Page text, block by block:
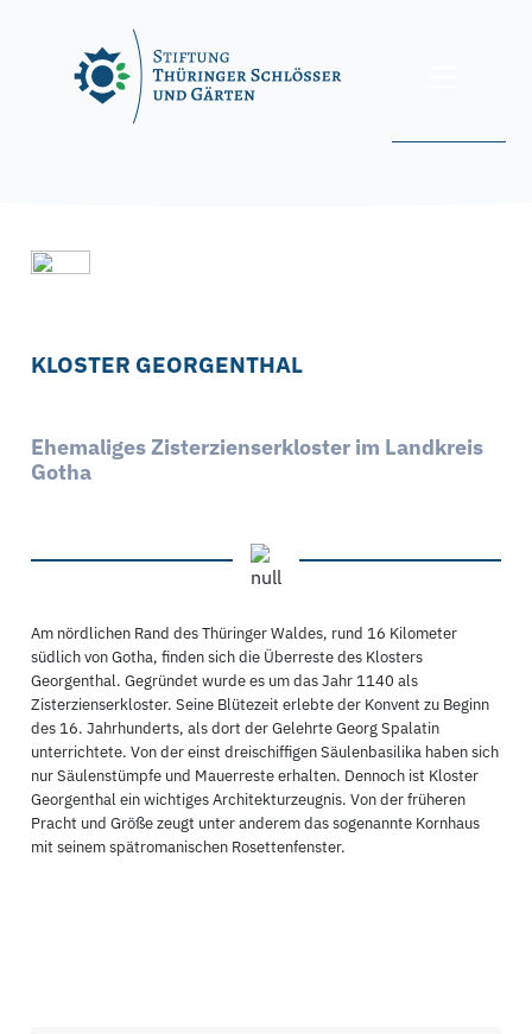
KLOSTER GEORGENTHAL
Ehemaliges Zisterzienserkloster im Landkreis
Gotha
Am nördlichen Rand des Thüringer Waldes, rund 16 Kilometer
südlich von Gotha, finden sich die Überreste des Klosters
Georgenthal. Gegründet wurde es um das Jahr 1140 als
Zisterzienserkloster. Seine Blütezeit erlebte der Konvent zu Beginn
des 16. Jahrhunderts, als dort der Gelehrte Georg Spalatin
unterrichtete. Von der einst dreischiffigen Säulenbasilika haben sich
nur Säulenstümpfe und Mauerreste erhalten. Dennoch ist Kloster
Georgenthal ein wichtiges Architekturzeugnis. Von der früheren
Pracht und Größe zeugt unter anderem das sogenannte Kornhaus
mit seinem spätromanischen Rosettenfenster.